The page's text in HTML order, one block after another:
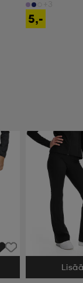
5,-
Valitse Koko